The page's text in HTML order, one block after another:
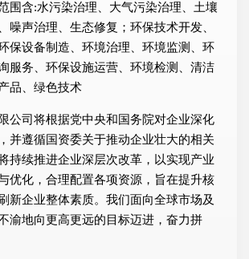
围含:水污染治理、大气污染治理、土壤
噪声治理、生态修复；环保技术开发、
保设备制造、环境治理、环境监测、环
服务、环保设施运营、环境检测、清洁
品、绿色技术
公司将根据党中央和国务院对企业深化
并遵循国资委关于推动企业壮大的相关
持续推进企业深层次改革，以实现产业
优化，合理配置各项资源，旨在提升核
新企业整体素质。我们面向全球市场及
渝地向更高更远的目标迈进，奋力拼